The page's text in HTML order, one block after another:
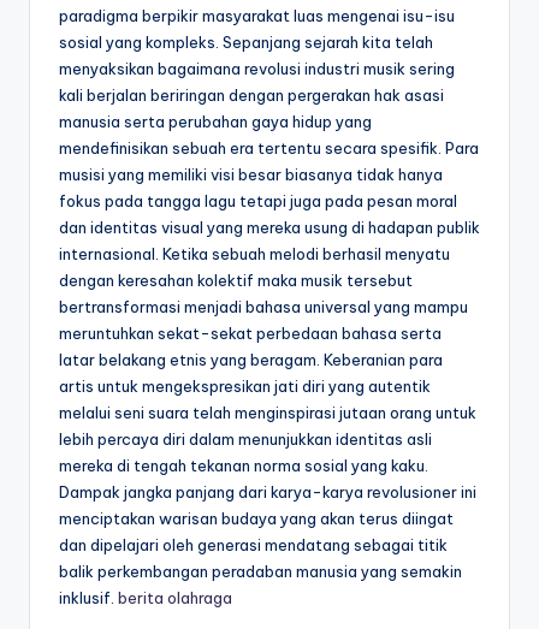
paradigma berpikir masyarakat luas mengenai isu-isu
sosial yang kompleks. Sepanjang sejarah kita telah
menyaksikan bagaimana revolusi industri musik sering
kali berjalan beriringan dengan pergerakan hak asasi
manusia serta perubahan gaya hidup yang
mendefinisikan sebuah era tertentu secara spesifik. Para
musisi yang memiliki visi besar biasanya tidak hanya
fokus pada tangga lagu tetapi juga pada pesan moral
dan identitas visual yang mereka usung di hadapan publik
internasional. Ketika sebuah melodi berhasil menyatu
dengan keresahan kolektif maka musik tersebut
bertransformasi menjadi bahasa universal yang mampu
meruntuhkan sekat-sekat perbedaan bahasa serta
latar belakang etnis yang beragam. Keberanian para
artis untuk mengekspresikan jati diri yang autentik
melalui seni suara telah menginspirasi jutaan orang untuk
lebih percaya diri dalam menunjukkan identitas asli
mereka di tengah tekanan norma sosial yang kaku.
Dampak jangka panjang dari karya-karya revolusioner ini
menciptakan warisan budaya yang akan terus diingat
dan dipelajari oleh generasi mendatang sebagai titik
balik perkembangan peradaban manusia yang semakin
inklusif. berita olahraga